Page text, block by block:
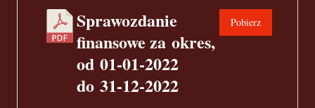
Sprawozdanie
finansowe za okres,
od 01-01-2022
do 31-12-2022
Pobierz